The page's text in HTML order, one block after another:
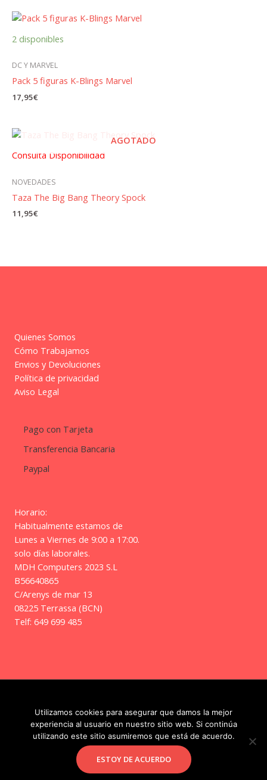
17,95€.16,00€.
2 disponibles
DC Y MARVEL
Pack 5 figuras K-Blings Marvel
17,95€
AGOTADO
Consulta Disponibilidad
NOVEDADES
Taza The Big Bang Theory Spock
11,95€
Quienes Somos
Cómo Trabajamos
Envios y Devoluciones
Política de privacidad
Aviso Legal
Pago con Tarjeta
Transferencia Bancaria
Paypal
Horario:
Habitualmente estamos de
Lunes a Viernes de 9:00 a 17:00.
solo días laborales.
MDH Computers 2023 S.L
B56640865
C/Arenys de mar 13
08225 Terrassa (BCN)
Telf: 649 699 485
Copyright © 2026 | Frikitos
Facebook Instagram
Utilizamos cookies para asegurar que damos la mejor
experiencia al usuario en nuestro sitio web. Si continúa
utilizando este sitio asumiremos que está de acuerdo.
ESTOY DE ACUERDO